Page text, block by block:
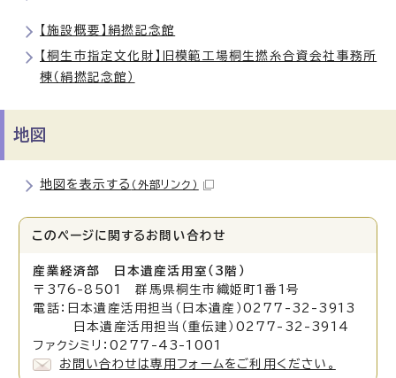
【施設概要】絹撚記念館
【桐生市指定文化財】旧模範工場桐生撚糸合資会社事務所
棟（絹撚記念館）
地図
地図を表示する （外部リンク）
このページに関する お問い合わせ
産業経済部 日本遺産活用室（3階）
〒376-8501 群馬県桐生市織姫町1番1号
電話：日本遺産活用担当（日本遺産）0277-32-3913
日本遺産活用担当（重伝建）0277-32-3914
ファクシミリ：0277-43-1001
お問い合わせは専用フォームをご利用ください。